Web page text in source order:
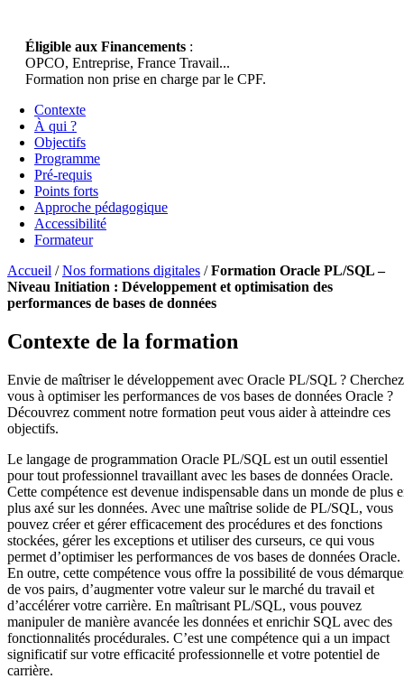
Éligible aux Financements :
OPCO, Entreprise, France Travail...
Formation non prise en charge par le CPF.
Contexte
À qui ?
Objectifs
Programme
Pré-requis
Points forts
Approche pédagogique
Accessibilité
Formateur
Accueil /Nos formations digitales /Formation Oracle PL/SQL –
Niveau Initiation : Développement et optimisation des
performances de bases de données
Contexte de la formation
Envie de maîtriser le développement avec Oracle PL/SQL ?
vous à optimiser les performances de vos bases de données Oracle ?
Découvrez comment notre formation peut vous aider à atteindre ces
objectifs.
Le langage de programmation Oracle PL/SQL est un outil essentiel
pour tout professionnel travaillant avec les bases de données Oracle.
Cette compétence est devenue indispensable dans un monde de plus
plus axé sur les données. Avec une maîtrise solide de PL/SQL, vous
pouvez créer et gérer efficacement des procédures et des fonctions
stockées, gérer les exceptions et utiliser des curseurs, ce qui vous
permet d’optimiser les performances de vos bases de données Oracle.
En outre, cette compétence vous offre la possibilité de vous
de vos pairs, d’augmenter votre valeur sur le marché du travail et
d’accélérer votre carrière. En maîtrisant PL/SQL, vous pouvez
manipuler de manière avancée les données et enrichir SQL avec des
fonctionnalités procédurales. C’est une compétence qui a un impact
significatif sur votre efficacité professionnelle et votre potentiel de
carrière.